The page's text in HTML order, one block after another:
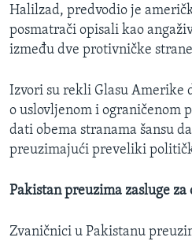
Halilzad, predvodio je
posmatrači opisali kao
između dve protivničke
Izvori su rekli Glasu Amerike
o uslovljenom i ograničenom
dati obema stranama šansu
preuzimajući preveliki
Pakistan preuzima zasluge za
Zvaničnici u Pakistanu